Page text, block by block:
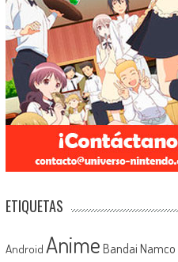
ETIQUETAS
Android Anime Bandai Namco